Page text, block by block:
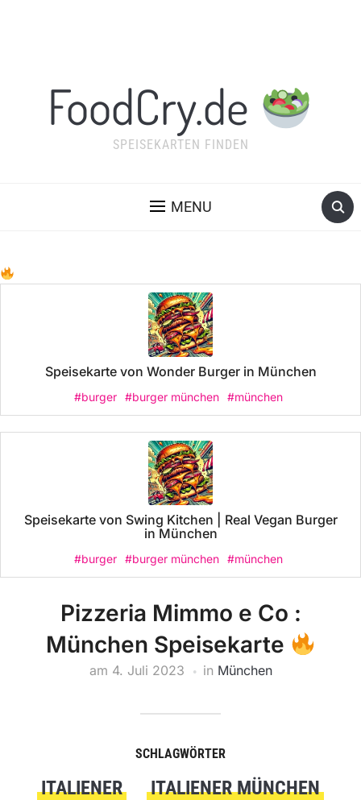
FoodCry.de
SPEISEKARTEN FINDEN
MENU
Speisekarte von Wonder Burger in München
#burger #burger münchen #münchen
Speisekarte von Swing Kitchen | Real Vegan Burger
in München
#burger #burger münchen #münchen
Pizzeria Mimmo e Co :
München Speisekarte
am 4. Juli 2023 in München
SCHLAGWÖRTER
ITALIENER
ITALIENER MÜNCHEN